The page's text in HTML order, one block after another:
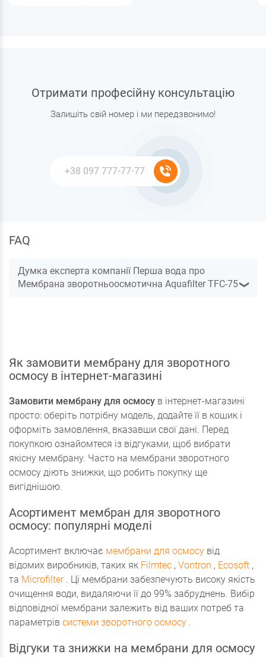
Отримати професійну консультацію
Залишіть свій номер і ми передзвонимо!
FAQ
Думка експерта компанії Перша вода про
Мембрана зворотньоосмотична Aquafilter TFC-75❯
Як замовити мембрану для зворотного
осмосу в інтернет-магазині
Замовити мембрану для осмосу в інтернет-магазині
просто: оберіть потрібну модель, додайте її в кошик і
оформіть замовлення, вказавши свої дані. Перед
покупкою ознайомтеся із відгуками, щоб вибрати
якісну мембрану. Часто на мембрани зворотного
осмосу діють знижки, що робить покупку ще
вигіднішою.
Асортимент мембран для зворотного
осмосу: популярні моделі
Асортимент включає мембрани для осмосу від
відомих виробників, таких як Filmtec , Vontron , Ecosoft ,
та Microfilter. Ці мембрани забезпечують високу якість
очищення води, видаляючи її до 99% забруднень. Вибір
відповідної мембрани залежить від ваших потреб та
параметрів системи зворотного осмосу .
Відгуки та знижки на мембрани для осмосу